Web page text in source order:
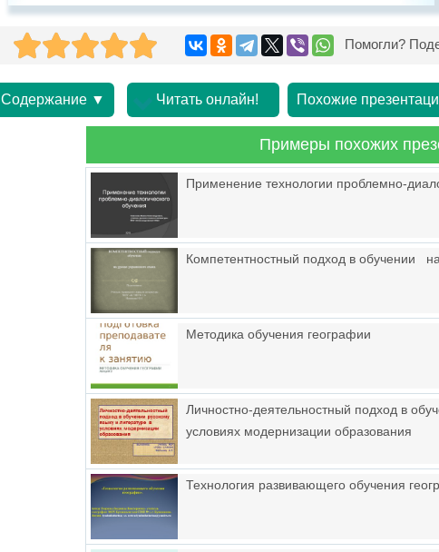
Помогли?
Содержание ▼ Читать онлайн! Похожие
Примеры похожих
Применение технологии проблемно-
Компетентностный подход в обучении на
Методика обучения географии
Личностно-деятельностный подход в
условиях модернизации образования
Технология развивающего обучения